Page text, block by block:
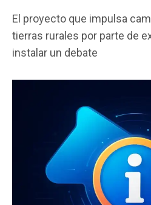
ce
b
o
tt
er
at
s
p
p
ail m
p
tir
El proyecto que impulsa
tierras rurales por parte de
instalar un debate